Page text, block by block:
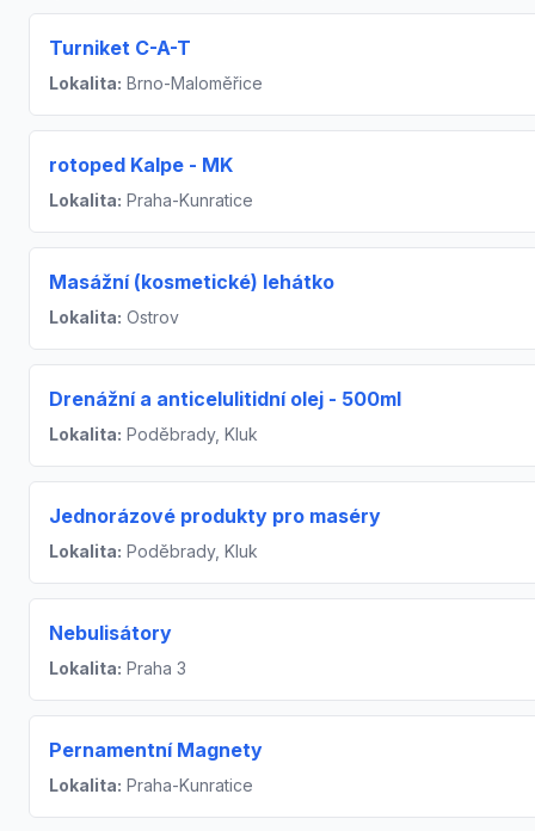
Turniket C-A-T
Lokalita: Brno-Maloměřice
rotoped Kalpe - MK
Lokalita: Praha-Kunratice
Masážní (kosmetické) lehátko
Lokalita: Ostrov
Drenážní a anticelulitidní olej - 500ml
Lokalita: Poděbrady, Kluk
Jednorázové produkty pro maséry
Lokalita: Poděbrady, Kluk
Nebulisátory
Lokalita: Praha 3
Pernamentní Magnety
Lokalita: Praha-Kunratice